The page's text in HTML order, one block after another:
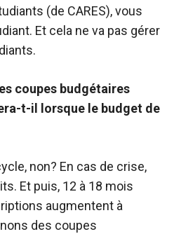
(de CARES), vous
Et cela ne va pas gérer
coupes budgétaires
t-il lorsque le budget de
non? En cas de crise,
Et puis, 12 à 18 mois
augmentent à
des coupes